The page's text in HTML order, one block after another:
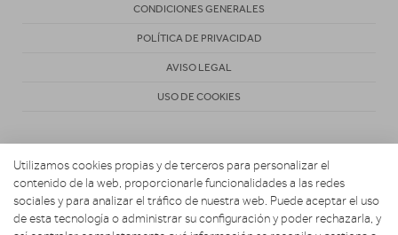
CONDICIONES GENERALES
POLÍTICA DE PRIVACIDAD
AVISO LEGAL
USO DE COOKIES
Utilizamos cookies propias y de terceros para personalizar el
contenido de la web, proporcionarle funcionalidades a las redes
sociales y para analizar el tráfico de nuestra web. Puede aceptar el uso
de esta tecnología o administrar su configuración y poder rechazarla, y